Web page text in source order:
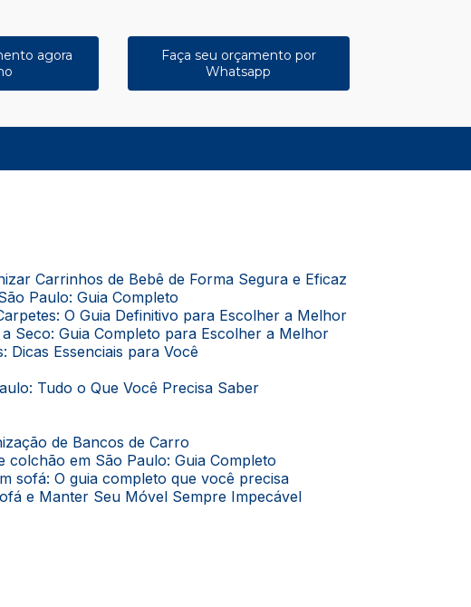
agora
Faça seu orçamento por
Whatsapp
Carrinhos de Bebê de Forma Segura e Eficaz
Paulo: Guia Completo
O Guia Definitivo para Escolher a Melhor
a Seco: Guia Completo para Escolher a Melhor
Dicas Essenciais para Você
Tudo o Que Você Precisa Saber
de Bancos de Carro
colchão em São Paulo: Guia Completo
sofá: O guia completo que você precisa
e Manter Seu Móvel Sempre Impecável